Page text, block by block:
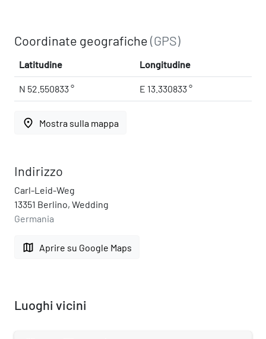
Coordinate geografiche(GPS)
Latitudine Longitudine
N 52.550833 ° E 13.330833 °
place Mostra sulla mappa
Indirizzo
Carl-Leid-Weg
13351 Berlino, Wedding
Germania
map Aprire su Google Maps
Luoghi vicini